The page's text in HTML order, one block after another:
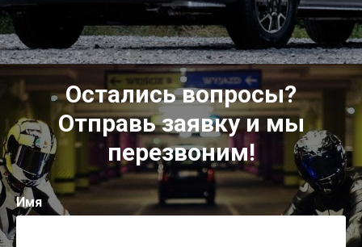
Остались вопросы?
Отправь заявку и мы
перезвоним!
Имя